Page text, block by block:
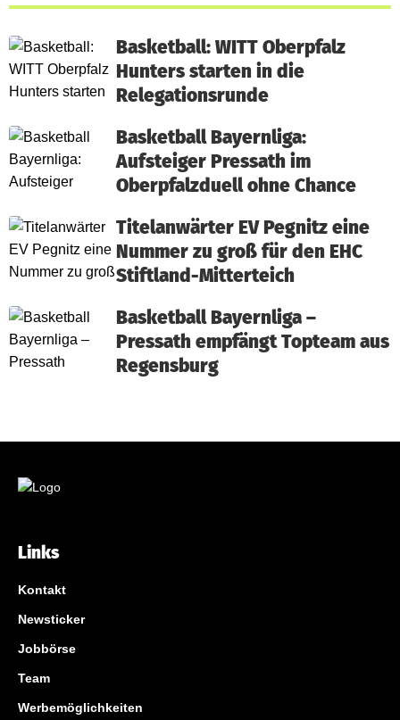
Basketball: WITT Oberpfalz
Hunters starten in die
Relegationsrunde
Basketball Bayernliga:
Aufsteiger Pressath im
Oberpfalzduell ohne Chance
Titelanwärter EV Pegnitz eine
Nummer zu groß für den EHC
Stiftland-Mitterteich
Basketball Bayernliga –
Pressath empfängt Topteam aus
Regensburg
Links
Kontakt
Newsticker
Jobbörse
Team
Werbemöglichkeiten